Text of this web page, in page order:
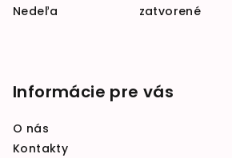
Nedeľa zatvorené
Informácie pre vás
O nás
Kontakty